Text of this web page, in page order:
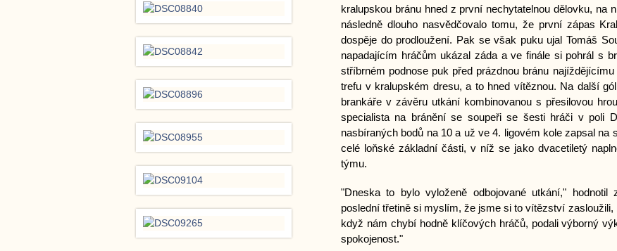
kralupskou bránu hned z první nechytatelnou dělovku, na
následně dlouho nasvědčovalo tomu, že první zápas
dospěje do prodloužení. Pak se však puku ujal Tomáš
napadajícím hráčům ukázal záda a ve finále si pohrál s
stříbrném podnose puk před prázdnou bránu
trefu v kralupském dresu, a to hned vítěznou. Na další
brankáře v závěru utkání kombinovanou s přesilovou
specialista na bránění se soupeři se šesti hráči v poli
nasbíraných bodů na 10 a už ve 4. ligovém kole zapsal
celé loňské základní části, v níž se jako dvacetiletý
týmu.
"Dneska to bylo vyloženě odbojované utkání,"
poslední třetině si myslím, že jsme si to vítězství
když nám chybí hodně klíčových hráčů, podali výborný
spokojenost."